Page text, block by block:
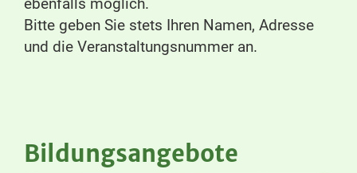
ebenfalls möglich.
Bitte geben Sie stets Ihren Namen, Adresse
und die Veranstaltungsnummer an.
Bildungsangebote